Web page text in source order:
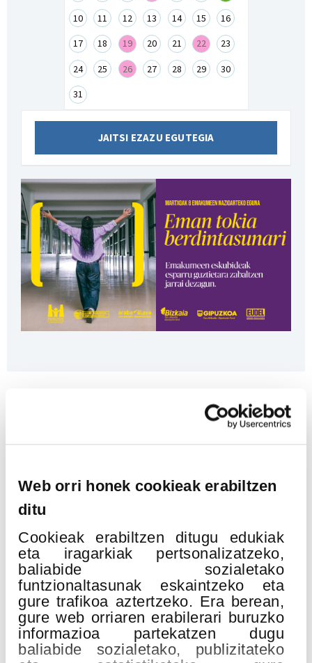
Web orri honek cookieak erabiltzen
ditu
Cookieak erabiltzen ditugu edukiak
eta iragarkiak pertsonalizatzeko,
baliabide sozialetako
funtzionaltasunak eskaintzeko eta
gure trafikoa aztertzeko. Era berean,
gure web orriaren erabilerari buruzko
informazioa partekatzen dugu
baliabide sozialetako, publizitateko
10 11 12 13 14 15 16
17 18 19 20 21 22 23
24 25 26 27 28 29 30
31
JAITSI EZAZU EGUTEGIA
Erlazionatutako ekitaldiak
19
2026